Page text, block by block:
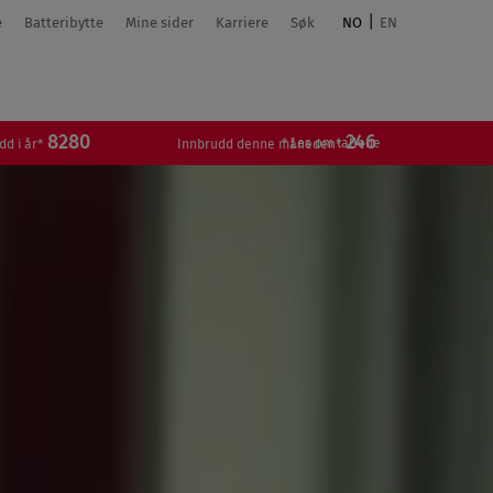
Batteribytte Mine sider Karriere Søk NO EN
Innbrudd denne måneden* 246* Les om tallene